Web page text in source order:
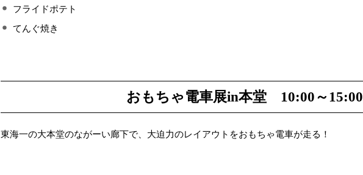
フライドポテト
てんぐ焼き
おもちゃ電車展in本堂 10:00～15:00
東海一の大本堂のながーい廊下で、大迫力のレイアウトをおもちゃ電車が走る！